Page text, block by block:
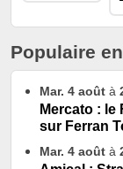
Populaire
Mar. 4 août à
Mercato : le
sur Ferran
Mar. 4 août à